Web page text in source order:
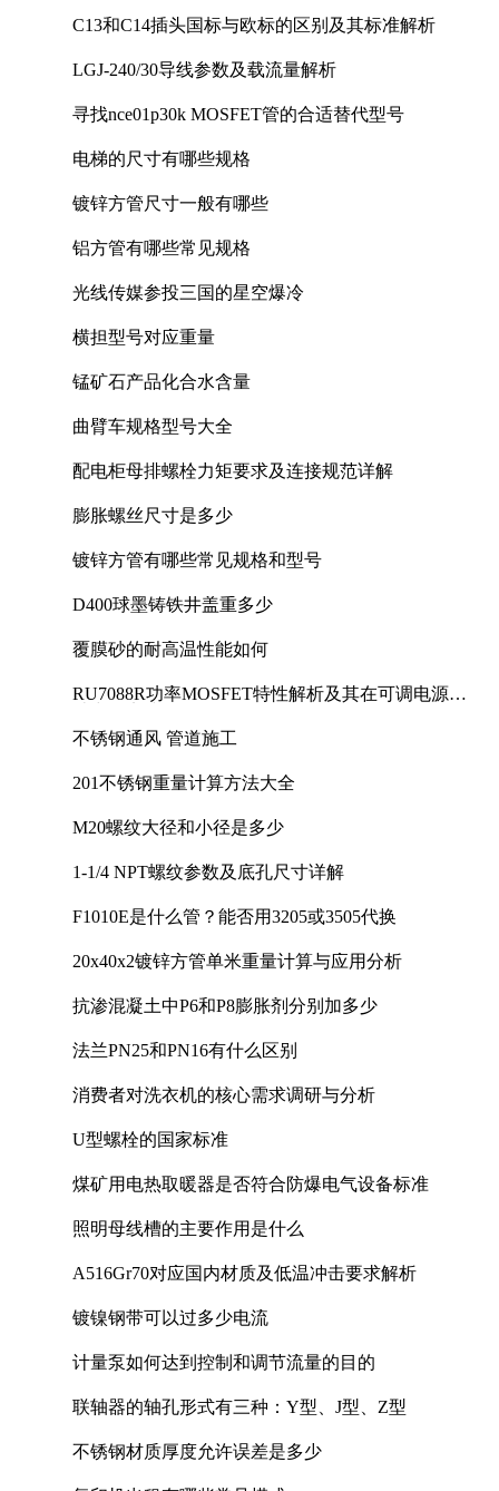
C13和C14插头国标与欧标的区别及其标准解析
LGJ-240/30导线参数及载流量解析
寻找nce01p30k MOSFET管的合适替代型号
电梯的尺寸有哪些规格
镀锌方管尺寸一般有哪些
铝方管有哪些常见规格
光线传媒参投三国的星空爆冷
横担型号对应重量
锰矿石产品化合水含量
曲臂车规格型号大全
配电柜母排螺栓力矩要求及连接规范详解
膨胀螺丝尺寸是多少
镀锌方管有哪些常见规格和型号
D400球墨铸铁井盖重多少
覆膜砂的耐高温性能如何
RU7088R功率MOSFET特性解析及其在可调电源设
不锈钢通风 管道施工
201不锈钢重量计算方法大全
M20螺纹大径和小径是多少
1-1/4 NPT螺纹参数及底孔尺寸详解
F1010E是什么管？能否用3205或3505代换
20x40x2镀锌方管单米重量计算与应用分析
抗渗混凝土中P6和P8膨胀剂分别加多少
法兰PN25和PN16有什么区别
消费者对洗衣机的核心需求调研与分析
U型螺栓的国家标准
煤矿用电热取暖器是否符合防爆电气设备标准
照明母线槽的主要作用是什么
A516Gr70对应国内材质及低温冲击要求解析
镀镍钢带可以过多少电流
计量泵如何达到控制和调节流量的目的
联轴器的轴孔形式有三种：Y型、J型、Z型
不锈钢材质厚度允许误差是多少